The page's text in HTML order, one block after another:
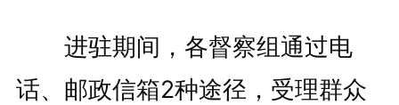
进驻期间，各督察组通过电
话、邮政信箱2种途径，受理群众